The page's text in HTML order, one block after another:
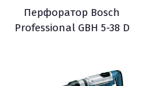
Перфоратор Bosch
Professional GBH 5-38 D